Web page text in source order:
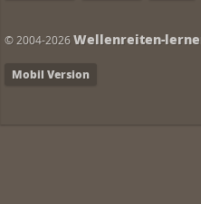
© 2004-2026Wellenreiten-
Mobil Version